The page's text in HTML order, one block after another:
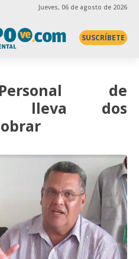
Jueves, 06 de agosto de 2026
SUSCRÍBETE
de
lleva dos